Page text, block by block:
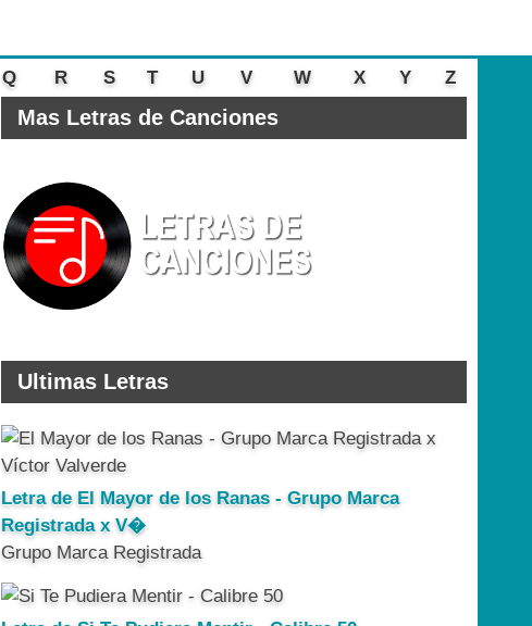
Q R S T U V W X Y
Z
Mas Letras de Canciones
Ultimas Letras
Letra de El Mayor de los Ranas - Grupo Marca
Registrada x V�
Grupo Marca Registrada